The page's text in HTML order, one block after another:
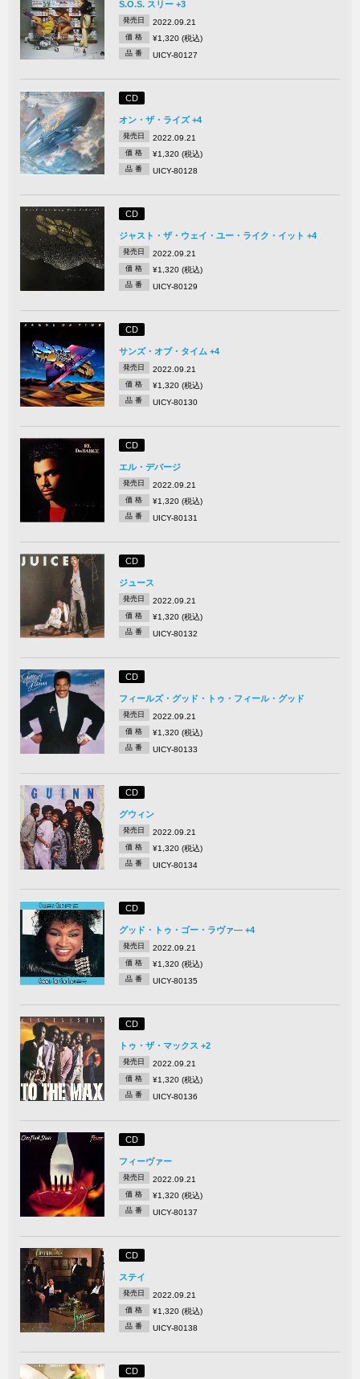
S.O.S. スリー +3
発売日 2022.09.21
価 格 ¥1,320 (税込)
品 番 UICY-80127
CD
オン・ザ・ライズ +4
発売日 2022.09.21
価 格 ¥1,320 (税込)
品 番 UICY-80128
CD
ジャスト・ザ・ウェイ・ユー・ライク・イット +4
発売日 2022.09.21
価 格 ¥1,320 (税込)
品 番 UICY-80129
CD
サンズ・オブ・タイム +4
発売日 2022.09.21
価 格 ¥1,320 (税込)
品 番 UICY-80130
CD
エル・デバージ
発売日 2022.09.21
価 格 ¥1,320 (税込)
品 番 UICY-80131
CD
ジュース
発売日 2022.09.21
価 格 ¥1,320 (税込)
品 番 UICY-80132
CD
フィールズ・グッド・トゥ・フィール・グッド
発売日 2022.09.21
価 格 ¥1,320 (税込)
品 番 UICY-80133
CD
グウィン
発売日 2022.09.21
価 格 ¥1,320 (税込)
品 番 UICY-80134
CD
グッド・トゥ・ゴー・ラヴァ― +4
発売日 2022.09.21
価 格 ¥1,320 (税込)
品 番 UICY-80135
CD
トゥ・ザ・マックス +2
発売日 2022.09.21
価 格 ¥1,320 (税込)
品 番 UICY-80136
CD
フィーヴァー
発売日 2022.09.21
価 格 ¥1,320 (税込)
品 番 UICY-80137
CD
ステイ
発売日 2022.09.21
価 格 ¥1,320 (税込)
品 番 UICY-80138
CD